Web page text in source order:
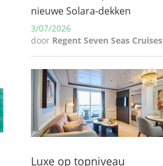
nieuwe Solara-dekken
3/07/2026
door Regent Seven Seas Cruises
Luxe op topniveau